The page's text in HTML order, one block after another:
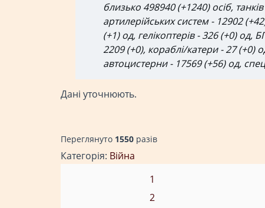
близько 498940 (+1240) осіб,
артилерійських систем - 12902
(+1) од, гелікоптерів - 326 (+0) од,
2209 (+0), кораблі/катери - 27 (+0)
автоцистерни - 17569 (+56) од,
Дані уточнюють.
Переглянуто 1550 разiв
Категорія: Війна
1
2